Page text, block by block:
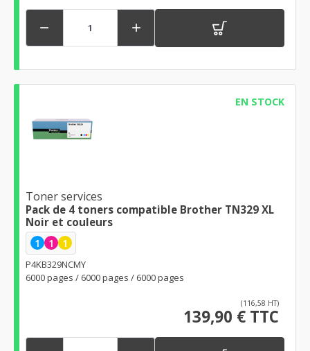
 
EN STOCK
Toner services
Pack de 4 toners compatible Brother TN329 XL
Noir et couleurs
1 1 1
P4KB329NCMY
6000 pages / 6000 pages / 6000 pages
(116,58 HT)
139,90 € TTC